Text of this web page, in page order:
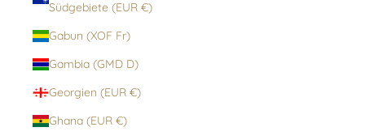
Südgebiete (EUR €)
Gabun (XOF Fr)
Gambia (GMD D)
Georgien (EUR €)
Ghana (EUR €)